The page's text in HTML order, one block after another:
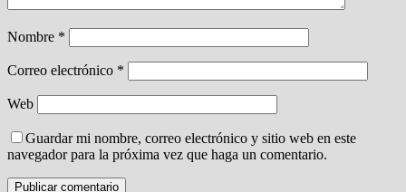
Nombre *
Correo electrónico *
Web
Guardar mi nombre, correo electrónico y sitio web en este
navegador para la próxima vez que haga un comentario.